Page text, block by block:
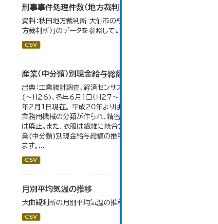
刑事事件処理件数（地方裁判所）
資料：秋田地方裁判所 大仙市の統計「12-17刑事事件（地
方裁判所）」のデータを参照しています。
CSV
産業（中分類）別現金給与総額の推移
出典：工業統計調査、経済センサス。 各年12月31日現在
(～H26)、各年6月1日（H27～）・平成23年のみ平成24
年2月1日現在。 平成20年よりはん用機械、生産用機械、
業務用機械の分類が作られ、精密機械、一般用機械の分類
は廃止。また、衣服は繊維に統合された。 大仙市の統計「産
業(中分類)別現金給与総額の推移」のデータを参照してい
ます。...
CSV
月別平均気温の推移
大曲観測所の月別平均気温の推移一覧です。
CSV